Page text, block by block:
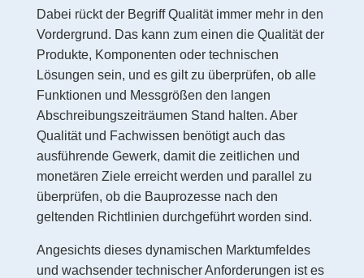
Dabei rückt der Begriff Qualität immer mehr in den
Vordergrund. Das kann zum einen die Qualität der
Produkte, Komponenten oder technischen
Lösungen sein, und es gilt zu überprüfen, ob alle
Funktionen und Messgrößen den langen
Abschreibungszeiträumen Stand halten. Aber
Qualität und Fachwissen benötigt auch das
ausführende Gewerk, damit die zeitlichen und
monetären Ziele erreicht werden und parallel zu
überprüfen, ob die Bauprozesse nach den
geltenden Richtlinien durchgeführt worden sind.
Angesichts dieses dynamischen Marktumfeldes
und wachsender technischer Anforderungen ist es